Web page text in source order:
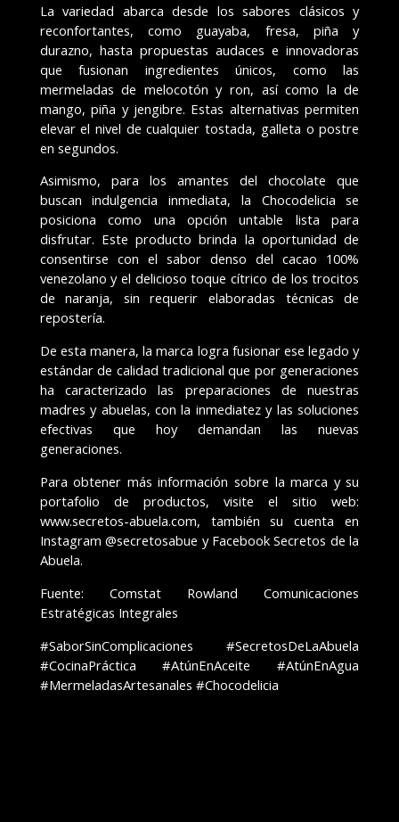
La variedad abarca desde los sabores clásicos y
reconfortantes, como guayaba, fresa, piña y
durazno, hasta propuestas audaces e innovadoras
que fusionan ingredientes únicos, como las
mermeladas de melocotón y ron, así como la de
mango, piña y jengibre. Estas alternativas permiten
elevar el nivel de cualquier tostada, galleta o postre
en segundos.
Asimismo, para los amantes del chocolate que
buscan indulgencia inmediata, la Chocodelicia se
posiciona como una opción untable lista para
disfrutar. Este producto brinda la oportunidad de
consentirse con el sabor denso del cacao 100%
venezolano y el delicioso toque cítrico de los trocitos
de naranja, sin requerir elaboradas técnicas de
repostería.
De esta manera, la marca logra fusionar ese legado y
estándar de calidad tradicional que por generaciones
ha caracterizado las preparaciones de nuestras
madres y abuelas, con la inmediatez y las soluciones
efectivas que hoy demandan las nuevas
generaciones.
Para obtener más información sobre la marca y su
portafolio de productos, visite el sitio web:
www.secretos-abuela.com, también su cuenta en
Instagram @secretosabue y Facebook Secretos de la
Abuela.
Fuente: Comstat Rowland Comunicaciones
Estratégicas Integrales
#SaborSinComplicaciones #SecretosDeLaAbuela
#CocinaPráctica #AtúnEnAceite #AtúnEnAgua
#MermeladasArtesanales #Chocodelicia